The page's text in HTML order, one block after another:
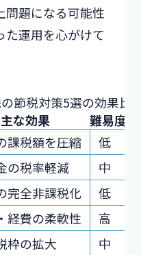
問題になる可能性
た運用を心がけて
節税対策5選の効果比
主な効果
難易度
課税額を圧縮 低
の税率軽減 中
完全非課税化 低
経費の柔軟性 高
枠の拡大 中